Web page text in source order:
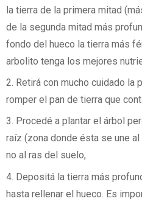
la tierra de la primera mitad
de la segunda mitad más
fondo del hueco la tierra más
arbolito tenga los mejores
2. Retirá con mucho cuidado la
romper el pan de tierra que
3. Procedé a plantar el árbol
raíz (zona donde ésta se une
no al ras del suelo,
4. Depositá la tierra más
hasta rellenar el hueco. Es